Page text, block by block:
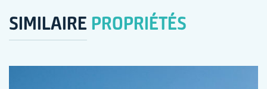
SIMILAIRE PROPRIÉTÉS